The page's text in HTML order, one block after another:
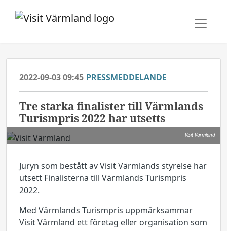
2022-09-03 09:45 PRESSMEDDELANDE
Tre starka finalister till Värmlands
Turismpris 2022 har utsetts
Visit Värmland
Juryn som bestått av Visit Värmlands styrelse har
utsett Finalisterna till Värmlands Turismpris
2022.
Med Värmlands Turismpris uppmärksammar
Visit Värmland ett företag eller organisation som